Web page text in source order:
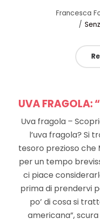
byFrancesca
UVA FRAGOLA:
Uva fragola –
l’uva fragola? Si
tesoro prezioso che
per un tempo
ci piace
prima di prendervi
po’ di cosa si
americana”,